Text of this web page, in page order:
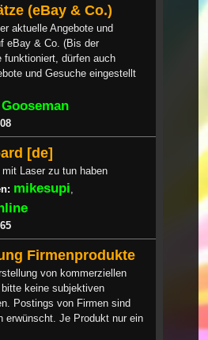
(eBay & Co.)
aktuelle Angebote und
eBay & Co. (Bis der
funktioniert, dürfen auch
und Gesuche eingestellt
Gooseman
[de]
Laser zu tun haben
mikesupi
Firmenprodukte
von kommerziellen
keine subjektiven
Postings von Firmen sind
erwünscht. Je Produkt nur ein